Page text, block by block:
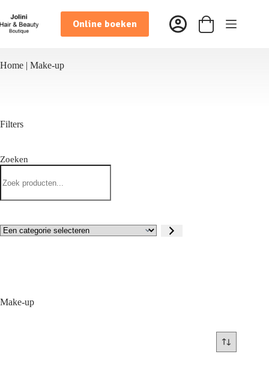
naar
de
inhoud
Online boeken Winkelwagen
Home | Make-up
Make-up
Filters
Zoeken
Een
categorie